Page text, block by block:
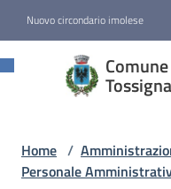
Nuovo circondario imolese
Comune
Borgo
Home /
Personale